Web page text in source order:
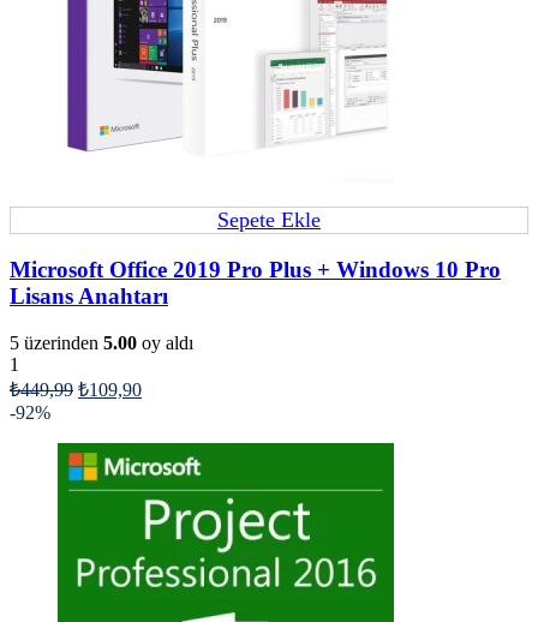
Sepete Ekle
Microsoft Office 2019 Pro Plus + Windows 10 Pro
Lisans Anahtarı
5 üzerinden 5.00 oy aldı
1
₺449,99 ₺109,90
-92%